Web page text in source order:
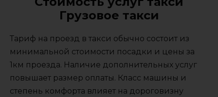
Грузовое такси
Тариф на проезд в такси обычно состоит из
минимальной стоимости посадки и цены за
1км проезда. Наличие дополнительных услуг
повышает размер оплаты. Класс машины и
степень комфорта влияет на дороговизну